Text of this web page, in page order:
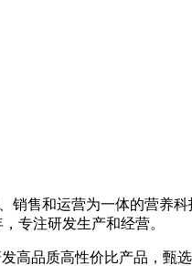
销售和运营为一体的营养
专注研发生产和经营。
高品质高性价比产品，